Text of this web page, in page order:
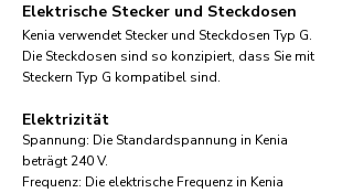
Elektrische Stecker und Steckdosen
Kenia verwendet Stecker und Steckdosen Typ G.
Die Steckdosen sind so konzipiert, dass Sie mit
Steckern Typ G kompatibel sind.
Elektrizität
Spannung: Die Standardspannung in Kenia
beträgt 240 V.
Frequenz: Die elektrische Frequenz in Kenia